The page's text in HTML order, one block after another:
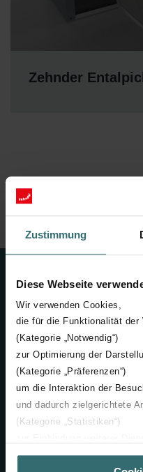
Zustimmung
Diese Webseite
Wir verwenden Cookies,
die für die Funktionalität der
(Kategorie „Notwendig“)
zur Optimierung der
(Kategorie „Präferenzen“)
um die Interaktion der
und dadurch zielgerichtete
(Kategorie „Statistiken“)
(Kategorie „Marketing“)
Zehnder
Úvod
Kontakt
+420 731 414 443
info@zehnder.cz
Neváhejte se na nás
Zehnder Group Czech
Pod Kovosvitem 1431